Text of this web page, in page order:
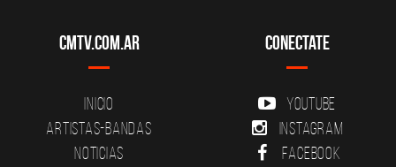
CMTV.com.ar
Inicio
Artistas-Bandas
Noticias
Conectate
YouTube
Instagram
Facebook